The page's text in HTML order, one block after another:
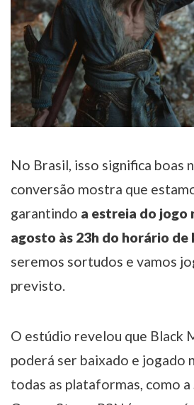
No Brasil, isso significa boas
conversão mostra que
garantindo a estreia do jogo
agosto às 23h do horário de
seremos sortudos e vamos
previsto.
O estúdio revelou que Black
poderá ser baixado e jogado
todas as plataformas, como a